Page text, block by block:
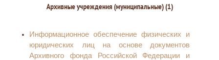
Архивные учреждения (муниципальные) (1)
Информационное обеспечение физических и
юридических лиц на основе документов
Архивного фонда Российской Федерации и